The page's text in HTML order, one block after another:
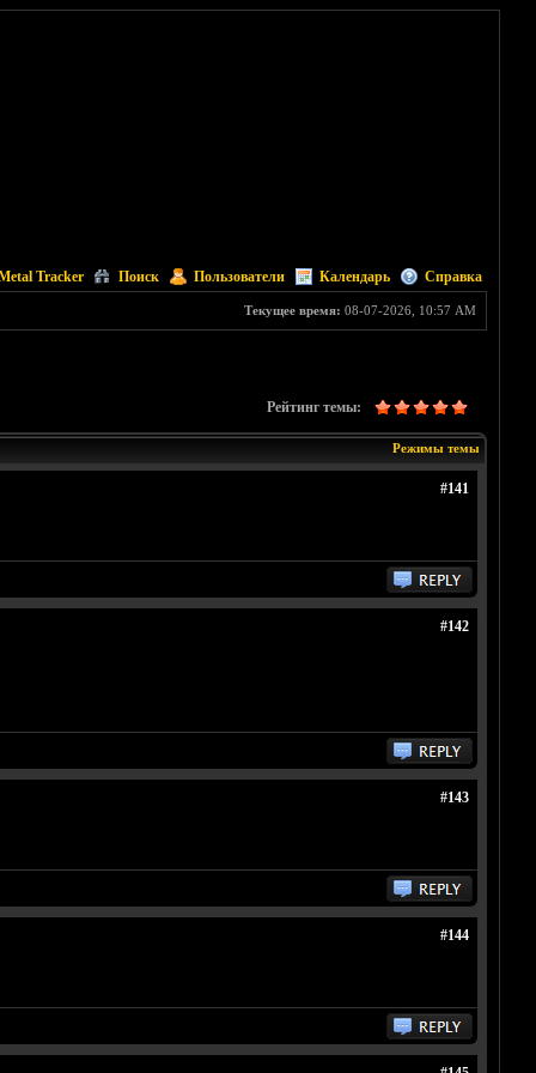
Tracker Поиск Пользователи Календарь Справка
Текущее время: 08-07-2026, 10:57 AM
Рейтинг темы:
Режимы темы
#141
#142
#143
#144